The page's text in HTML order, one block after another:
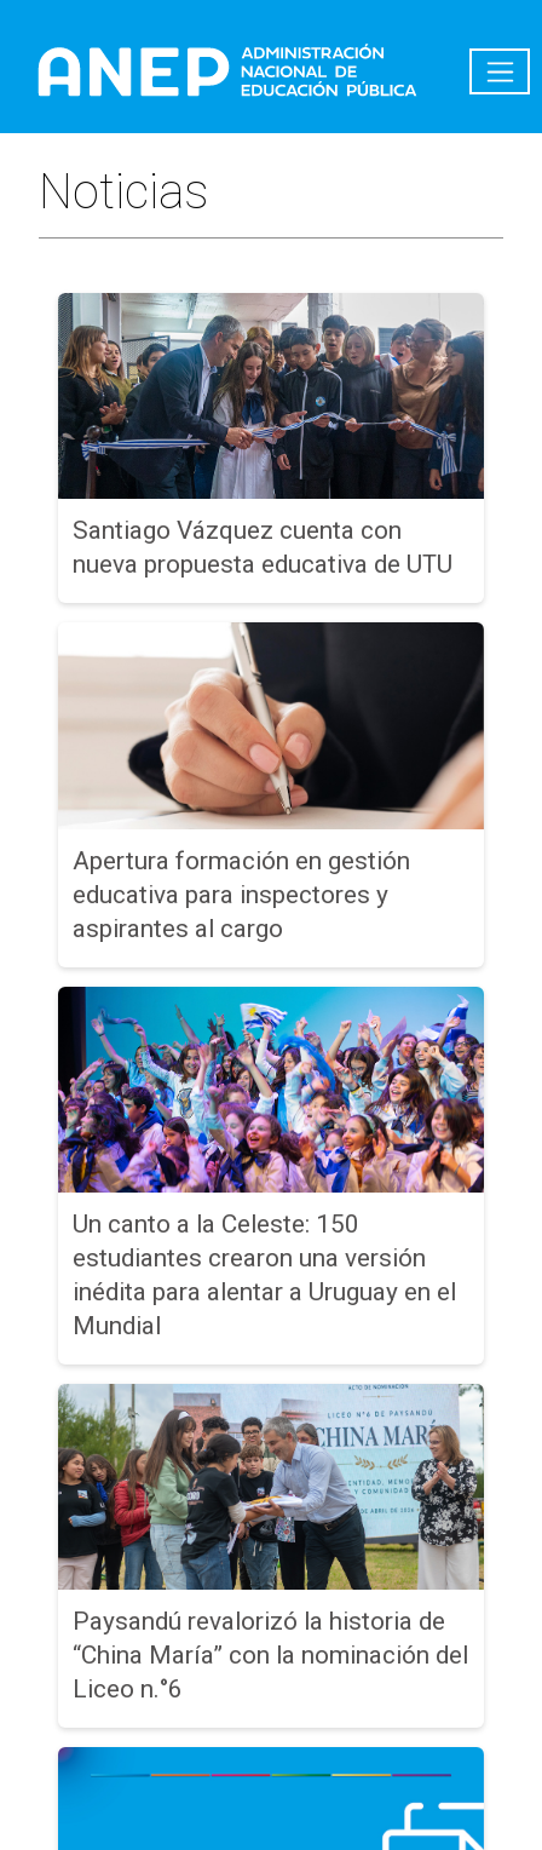
Noticias
Santiago Vázquez cuenta con
nueva propuesta educativa de UTU
Apertura formación en gestión
educativa para inspectores y
aspirantes al cargo
Un canto a la Celeste: 150
estudiantes crearon una versión
inédita para alentar a Uruguay en el
Mundial
Paysandú revalorizó la historia de
“China María” con la nominación del
Liceo n.°6